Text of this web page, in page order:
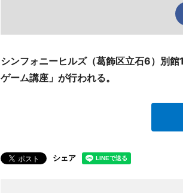
シンフォニーヒルズ（葛飾区立石6）別
ゲーム講座」が行われる。
シェア